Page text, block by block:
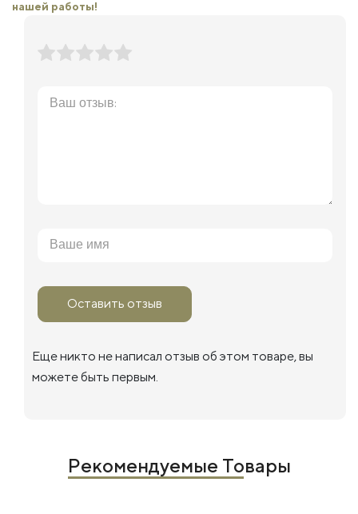
нашей работы!
Оставить отзыв
Еще никто не написал отзыв об этом товаре, вы
можете быть первым.
Рекомендуемые Товары